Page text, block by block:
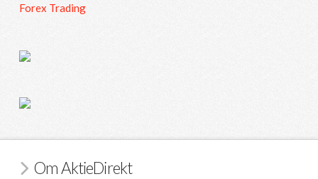
Forex Trading
Om AktieDirekt